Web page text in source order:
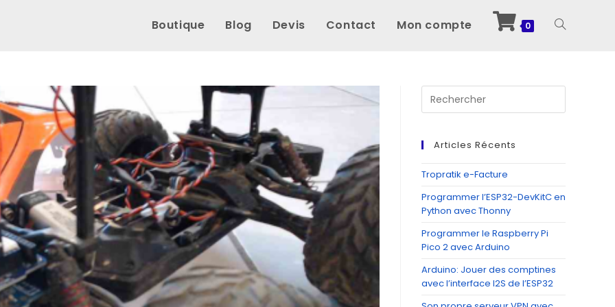
Boutique Blog Devis Contact Mon compte 0 Toggle
Articles Récents
Tropratik e-Facture
Programmer l’ESP32-DevKitC en
Python avec Thonny
Programmer le Raspberry Pi
Pico 2 avec Arduino
Arduino: Jouer des comptines
avec l’interface I2S de l’ESP32